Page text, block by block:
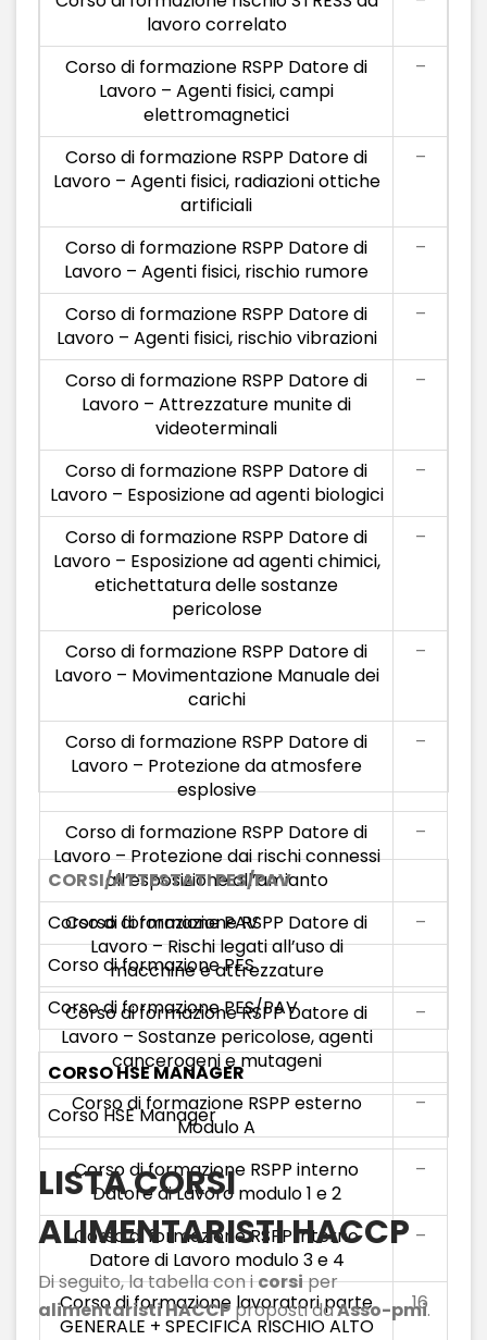
lavoro correlato
Corso di formazione RSPP Datore di
Lavoro – Agenti fisici, campi
elettromagnetici
–
Corso di formazione RSPP Datore di
Lavoro – Agenti fisici, radiazioni ottiche
artificiali
–
Corso di formazione RSPP Datore di
Lavoro – Agenti fisici, rischio rumore
–
Corso di formazione RSPP Datore di
Lavoro – Agenti fisici, rischio vibrazioni
–
Corso di formazione RSPP Datore di
Lavoro – Attrezzature munite di
videoterminali
–
Corso di formazione RSPP Datore di
Lavoro – Esposizione ad agenti biologici
–
Corso di formazione RSPP Datore di
Lavoro – Esposizione ad agenti chimici,
etichettatura delle sostanze
pericolose
–
Corso di formazione RSPP Datore di
Lavoro – Movimentazione Manuale dei
carichi
–
Corso di formazione RSPP Datore di
Lavoro – Protezione da atmosfere
esplosive
–
Corso di formazione RSPP Datore di
Lavoro – Protezione dai rischi connessi
all’esposizione all’amianto
–
Corso di formazione RSPP Datore di
Lavoro – Rischi legati all’uso di
macchine e attrezzature
–
Corso di formazione RSPP Datore di
Lavoro – Sostanze pericolose, agenti
cancerogeni e mutageni
–
Corso di formazione RSPP esterno
Modulo A
–
Corso di formazione RSPP interno
Datore di Lavoro modulo 1 e 2
–
Corso di formazione RSPP interno
Datore di Lavoro modulo 3 e 4
–
Corso di formazione lavoratori parte
GENERALE + SPECIFICA RISCHIO ALTO
16
CORSI/ATTESTATI PES/PAV
Corso di formazione PAV
Corso di formazione PES
Corso di formazione PES/PAV
CORSO HSE MANAGER
Corso HSE Manager
LISTA CORSI
ALIMENTARISTI HACCP
Di seguito, la tabella con icorsiper
alimentaristi HACCPproposti daAsso-pmi.